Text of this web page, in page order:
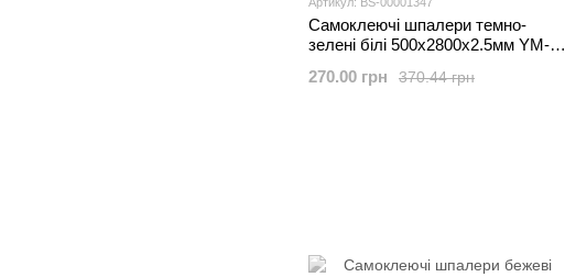
Самоклеючі шпалери темно-
зелені білі 500х2800х2.5мм YM-11
00001347
370.44 грн
270.00 грн